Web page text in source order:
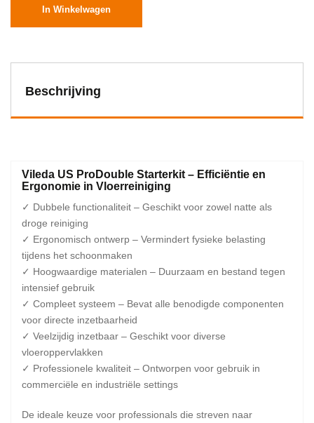
In Winkelwagen
Beschrijving
Vileda US ProDouble Starterkit – Efficiëntie en
Ergonomie in Vloerreiniging
✓ Dubbele functionaliteit – Geschikt voor zowel natte als
droge reiniging
✓ Ergonomisch ontwerp – Vermindert fysieke belasting
tijdens het schoonmaken
✓ Hoogwaardige materialen – Duurzaam en bestand tegen
intensief gebruik
✓ Compleet systeem – Bevat alle benodigde componenten
voor directe inzetbaarheid
✓ Veelzijdig inzetbaar – Geschikt voor diverse
vloeroppervlakken
✓ Professionele kwaliteit – Ontworpen voor gebruik in
commerciële en industriële settings
De ideale keuze voor professionals die streven naar